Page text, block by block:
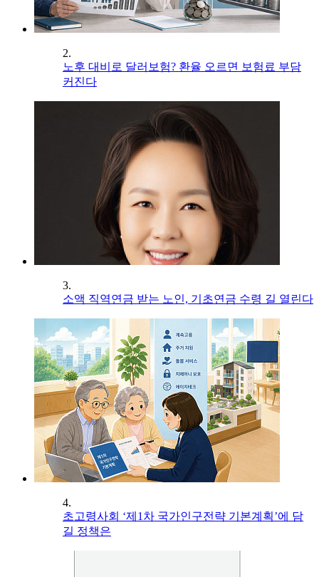
2.
노후 대비로 달러보험? 환율 오르면 보험료 부담
커진다
3.
소액 직역연금 받는 노인, 기초연금 수령 길 열린다
4.
초고령사회 ‘제1차 국가인구전략 기본계획’에 담
길 정책은